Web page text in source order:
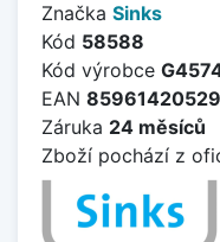
Značka Sinks
Kód 58588
Kód výrobce
EAN
Záruka 24 měsíců
Zboží pochází z